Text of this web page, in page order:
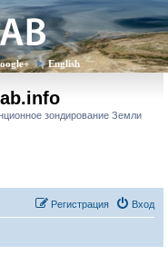
English
зондирование Земли
Вход
Регистрация